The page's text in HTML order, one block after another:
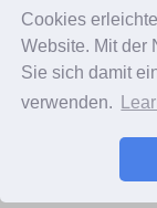
Cookies
Website. Mit der
Sie sich damit
verwenden.